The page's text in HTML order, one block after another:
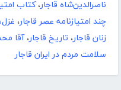
ناصرالدین‌شاه قاجار،کتاب
چند امتیازنامه عصر قاجار،
زنان قاجار، تاریخ قاجار،آقا
سلامت مردم در ایران قاجار